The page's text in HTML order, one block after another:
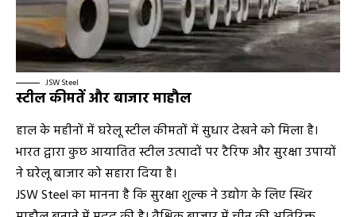
JSW Steel
स्टील कीमतें और बाजार माहौल
हाल के महीनों में घरेलू स्टील कीमतों में सुधार देखने को मिला है।
भारत द्वारा कुछ आयातित स्टील उत्पादों पर टैरिफ और सुरक्षा उपायों
ने घरेलू बाजार को सहारा दिया है।
JSW Steel का मानना है कि सुरक्षा शुल्क ने उद्योग के लिए स्थिर